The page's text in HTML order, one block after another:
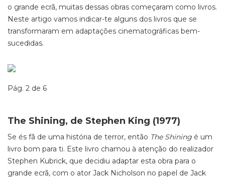
o grande ecrã, muitas dessas obras começaram como livros.
Neste artigo vamos indicar-te alguns dos livros que se
transformaram em adaptações cinematográficas bem-
sucedidas.
Pág. 2 de 6
The Shining, de Stephen King (1977)
Se és fã de uma história de terror, então The Shining é um
livro bom para ti. Este livro chamou à atenção do realizador
Stephen Kubrick, que decidiu adaptar esta obra para o
grande ecrã, com o ator Jack Nicholson no papel de Jack